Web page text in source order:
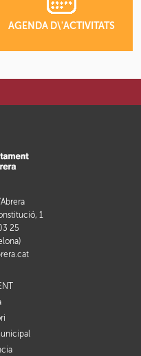
AGENDA D\'ACTIVITATS
1
25